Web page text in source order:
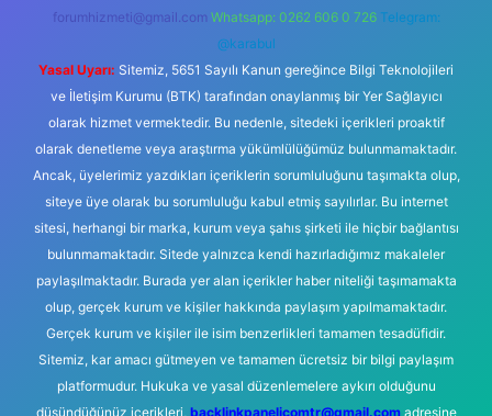
forumhizmeti@gmail.com Whatsapp: 0262 606 0 726 Telegram:
@karabul
Yasal Uyarı: Sitemiz, 5651 Sayılı Kanun gereğince Bilgi Teknolojileri
ve İletişim Kurumu (BTK) tarafından onaylanmış bir Yer Sağlayıcı
olarak hizmet vermektedir. Bu nedenle, sitedeki içerikleri proaktif
olarak denetleme veya araştırma yükümlülüğümüz bulunmamaktadır.
Ancak, üyelerimiz yazdıkları içeriklerin sorumluluğunu taşımakta olup,
siteye üye olarak bu sorumluluğu kabul etmiş sayılırlar. Bu internet
sitesi, herhangi bir marka, kurum veya şahıs şirketi ile hiçbir bağlantısı
bulunmamaktadır. Sitede yalnızca kendi hazırladığımız makaleler
paylaşılmaktadır. Burada yer alan içerikler haber niteliği taşımamakta
olup, gerçek kurum ve kişiler hakkında paylaşım yapılmamaktadır.
Gerçek kurum ve kişiler ile isim benzerlikleri tamamen tesadüfidir.
Sitemiz, kar amacı gütmeyen ve tamamen ücretsiz bir bilgi paylaşım
platformudur. Hukuka ve yasal düzenlemelere aykırı olduğunu
düşündüğünüz içerikleri, backlinkpanelicomtr@gmail.comadresine